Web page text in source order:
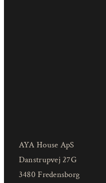
AYA House ApS
Danstrupvej 27G
3480 Fredensborg